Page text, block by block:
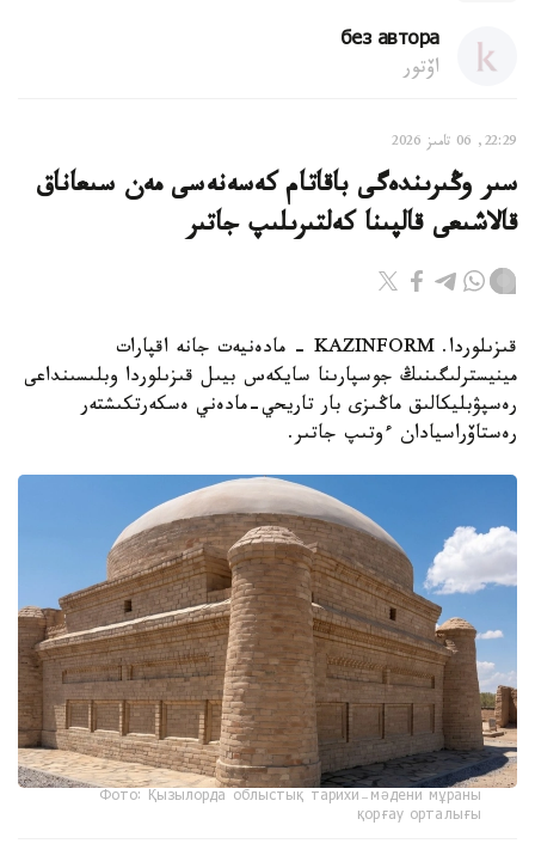
без автора
اۆتور
22:29, 06 تامىز 2026
سىر وڭىرىندەگى باقاتام كەسەنەسى مەن سىعاناق
قالاشىعى قالپىنا كەلتىرىلىپ جاتىر
قىزىلوردا. KAZINFORM - مادەنيەت جانە اقپارات
مينيسترلىگىنىڭ جوسپارىنا سايكەس بيىل قىزىلوردا وبلىسىنداعى
رەسپۋبليكالىق ماڭىزى بار تاريحي-مادەني ەسكەرتكىشتەر
رەستاۆراسيادان ءوتىپ جاتىر.
Фото: Қызылорда облыстық тарихи-мәдени мұраны
қорғау орталығы